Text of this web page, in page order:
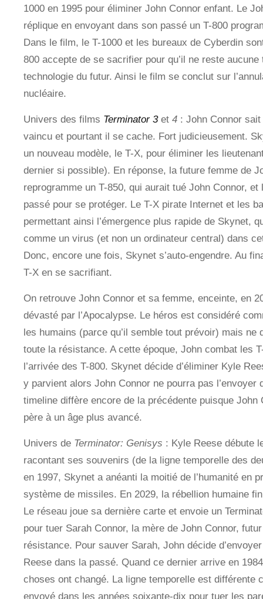
1000 en 1995 pour éliminer John Connor enfant. Le
réplique en envoyant dans son passé un T-800
Dans le film, le T-1000 et les bureaux de Cyberdin
800 accepte de se sacrifier pour qu’il ne reste aucune
technologie du futur. Ainsi le film se conclut sur
nucléaire.
Univers des films Terminator 3et 4 : John Connor
vaincu et pourtant il se cache. Fort judicieusement.
un nouveau modèle, le T-X, pour éliminer les
dernier si possible). En réponse, la future femme de
reprogramme un T-850, qui aurait tué John Connor, et
passé pour se protéger. Le T-X pirate Internet et les
permettant ainsi l’émergence plus rapide de Skynet,
comme un virus (et non un ordinateur central) dans
Donc, encore une fois, Skynet s’auto-engendre. Au
T-X en se sacrifiant.
On retrouve John Connor et sa femme, enceinte, en
dévasté par l’Apocalypse. Le héros est considéré
les humains (parce qu’il semble tout prévoir) mais ne
toute la résistance. A cette époque, John combat les
l’arrivée des T-800. Skynet décide d’éliminer Kyle
y parvient alors John Connor ne pourra pas l’envoyer
timeline diffère encore de la précédente puisque John
père à un âge plus avancé.
Univers de Terminator: Genisys : Kyle Reese débute
racontant ses souvenirs (de la ligne temporelle des
en 1997, Skynet a anéanti la moitié de l’humanité en
système de missiles. En 2029, la rébellion humaine
Le réseau joue sa dernière carte et envoie un
pour tuer Sarah Connor, la mère de John Connor,
résistance. Pour sauver Sarah, John décide
Reese dans la passé. Quand ce dernier arrive en
choses ont changé. La ligne temporelle est différente
envoyé dans les années soixante-dix pour tuer les